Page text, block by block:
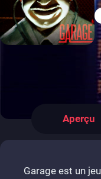
Aperçu
Garage est un